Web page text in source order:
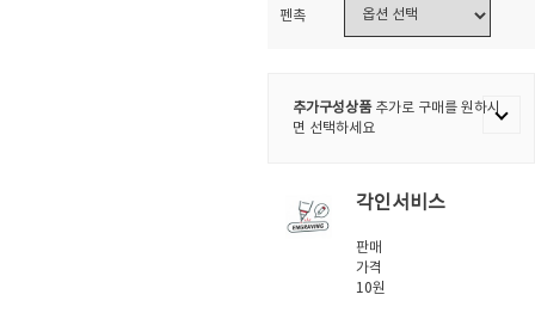
펜촉
추가구성상품추가로 구매를 원하시
면 선택하세요
각인서비스
판매
가격
10원